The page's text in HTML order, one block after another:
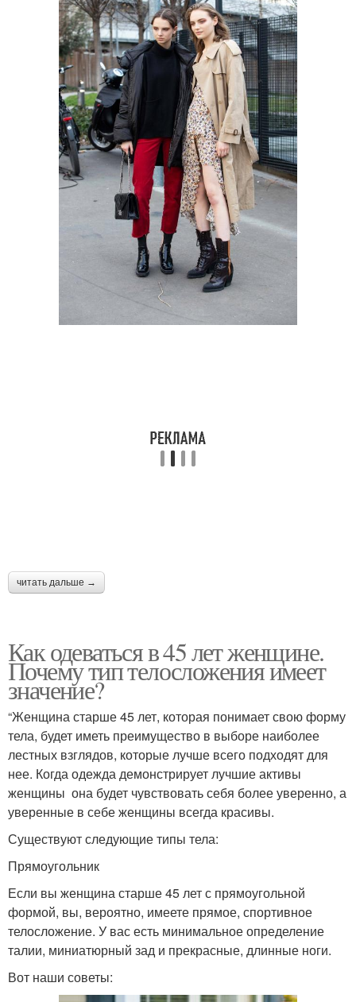
читать дальше →
Как одеваться в 45 лет женщине.
Почему тип телосложения имеет
значение?
“Женщина старше 45 лет, которая понимает свою форму
тела, будет иметь преимущество в выборе наиболее
лестных взглядов, которые лучше всего подходят для
нее. Когда одежда демонстрирует лучшие активы
женщины она будет чувствовать себя более уверенно, а
уверенные в себе женщины всегда красивы.
Существуют следующие типы тела:
Прямоугольник
Если вы женщина старше 45 лет с прямоугольной
формой, вы, вероятно, имеете прямое, спортивное
телосложение. У вас есть минимальное определение
талии, миниатюрный зад и прекрасные, длинные ноги.
Вот наши советы: